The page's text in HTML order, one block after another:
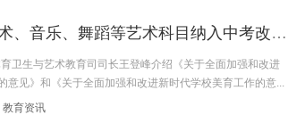
教育部：将美术、音乐、舞蹈等艺术科目纳入中考改革，纳入高中招生录取！
卫生与艺术教育司司长王登峰介绍《关于全面加强和改进
意见》和《关于全面加强和改进新时代学校美育工作的意...
教育资讯